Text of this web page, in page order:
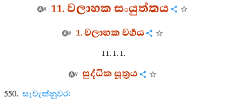
11. වලාහක සංයුත්තය
1. වලාහක වර්‍ගය
11. 1. 1.
සුද්ධික සූත්‍රය
550. සැවැත්නුවර: